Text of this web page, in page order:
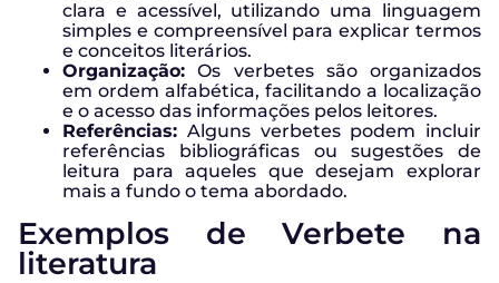
clara e acessível, utilizando uma linguagem
simples e compreensível para explicar termos
e conceitos literários.
Organização: Os verbetes são organizados
em ordem alfabética, facilitando a localização
e o acesso das informações pelos leitores.
Referências: Alguns verbetes podem incluir
referências bibliográficas ou sugestões de
leitura para aqueles que desejam explorar
mais a fundo o tema abordado.
Exemplos de Verbete na
literatura